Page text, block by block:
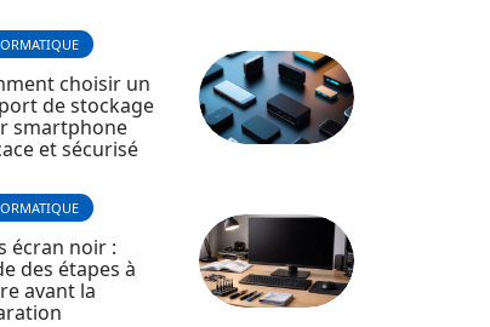
choisir un
de stockage
smartphone
et sécurisé
écran noir :
des étapes à
avant la